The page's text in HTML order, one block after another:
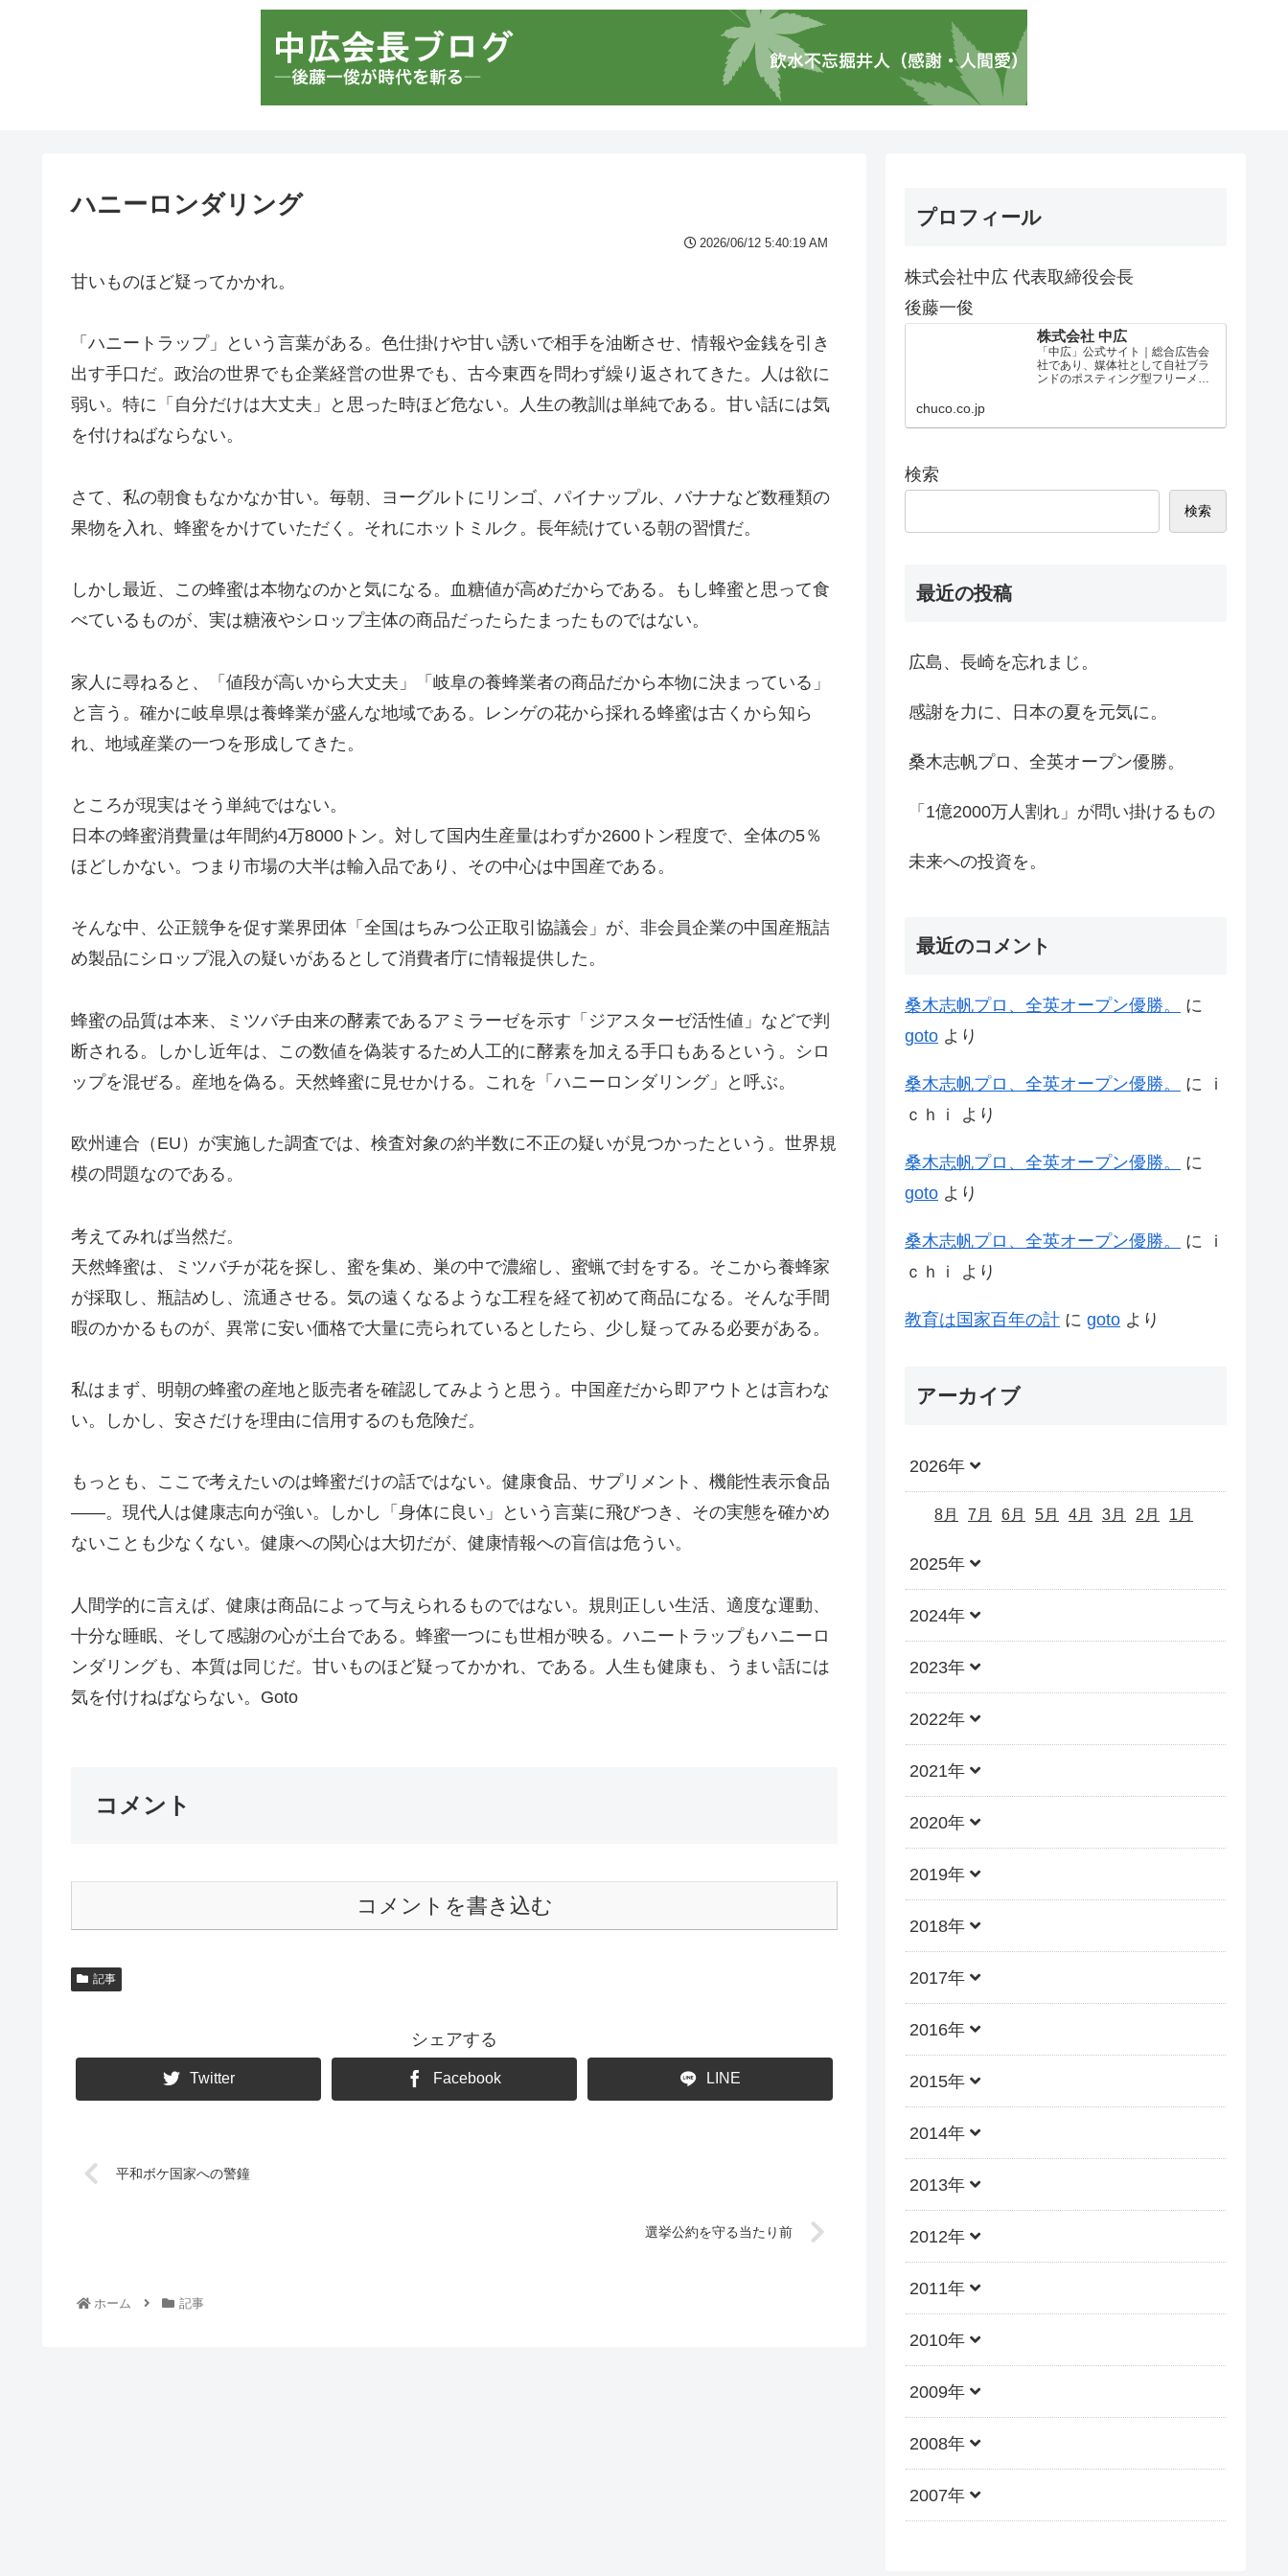
ハニーロンダリング
2026/06/12 5:40:19 AM
甘いものほど疑ってかかれ。
「ハニートラップ」という言葉がある。色仕掛けや甘い誘いで相手を油断させ、情報や金銭を引き
出す手口だ。政治の世界でも企業経営の世界でも、古今東西を問わず繰り返されてきた。人は欲に
弱い。特に「自分だけは大丈夫」と思った時ほど危ない。人生の教訓は単純である。甘い話には気
を付けねばならない。
さて、私の朝食もなかなか甘い。毎朝、ヨーグルトにリンゴ、パイナップル、バナナなど数種類の
果物を入れ、蜂蜜をかけていただく。それにホットミルク。長年続けている朝の習慣だ。
しかし最近、この蜂蜜は本物なのかと気になる。血糖値が高めだからである。もし蜂蜜と思って食
べているものが、実は糖液やシロップ主体の商品だったらたまったものではない。
家人に尋ねると、「値段が高いから大丈夫」「岐阜の養蜂業者の商品だから本物に決まっている」
と言う。確かに岐阜県は養蜂業が盛んな地域である。レンゲの花から採れる蜂蜜は古くから知ら
れ、地域産業の一つを形成してきた。
ところが現実はそう単純ではない。
日本の蜂蜜消費量は年間約4万8000トン。対して国内生産量はわずか2600トン程度で、全体の5％
ほどしかない。つまり市場の大半は輸入品であり、その中心は中国産である。
そんな中、公正競争を促す業界団体「全国はちみつ公正取引協議会」が、非会員企業の中国産瓶詰
め製品にシロップ混入の疑いがあるとして消費者庁に情報提供した。
蜂蜜の品質は本来、ミツバチ由来の酵素であるアミラーゼを示す「ジアスターゼ活性値」などで判
断される。しかし近年は、この数値を偽装するため人工的に酵素を加える手口もあるという。シロ
ップを混ぜる。産地を偽る。天然蜂蜜に見せかける。これを「ハニーロンダリング」と呼ぶ。
欧州連合（EU）が実施した調査では、検査対象の約半数に不正の疑いが見つかったという。世界規
模の問題なのである。
考えてみれば当然だ。
天然蜂蜜は、ミツバチが花を探し、蜜を集め、巣の中で濃縮し、蜜蝋で封をする。そこから養蜂家
が採取し、瓶詰めし、流通させる。気の遠くなるような工程を経て初めて商品になる。そんな手間
暇のかかるものが、異常に安い価格で大量に売られているとしたら、少し疑ってみる必要がある。
私はまず、明朝の蜂蜜の産地と販売者を確認してみようと思う。中国産だから即アウトとは言わな
い。しかし、安さだけを理由に信用するのも危険だ。
もっとも、ここで考えたいのは蜂蜜だけの話ではない。健康食品、サプリメント、機能性表示食品
――。現代人は健康志向が強い。しかし「身体に良い」という言葉に飛びつき、その実態を確かめ
ないことも少なくない。健康への関心は大切だが、健康情報への盲信は危うい。
人間学的に言えば、健康は商品によって与えられるものではない。規則正しい生活、適度な運動、
十分な睡眠、そして感謝の心が土台である。蜂蜜一つにも世相が映る。ハニートラップもハニーロ
ンダリングも、本質は同じだ。甘いものほど疑ってかかれ、である。人生も健康も、うまい話には
気を付けねばならない。Goto
コメント
コメントを書き込む
記事
シェアする
Twitter Facebook LINE
平和ボケ国家への警鐘
選挙公約を守る当たり前
ホーム 記事
プロフィール
株式会社中広 代表取締役会長
後藤一俊
株式会社 中広
「中広」公式サイト｜総合広告会
社であり、媒体社として自社ブラ
ンドのポスティング型フリーメデ
chuco.co.jp
検索
検索
最近の投稿
広島、長崎を忘れまじ。
感謝を力に、日本の夏を元気に。
桑木志帆プロ、全英オープン優勝。
「1億2000万人割れ」が問い掛けるもの
未来への投資を。
最近のコメント
桑木志帆プロ、全英オープン優勝。
に
goto より
桑木志帆プロ、全英オープン優勝。 に
ｉ
ｃｈｉ
より
桑木志帆プロ、全英オープン優勝。
に
goto より
桑木志帆プロ、全英オープン優勝。 に
ｉ
ｃｈｉ
より
教育は国家百年の計 に goto より
アーカイブ
2026年
8月 7月 6月 5月 4月 3月 2月 1月
2025年
2024年
2023年
2022年
2021年
2020年
2019年
2018年
2017年
2016年
2015年
2014年
2013年
2012年
2011年
2010年
2009年
2008年
2007年